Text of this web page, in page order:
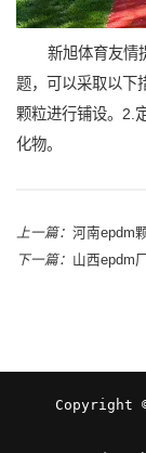
新旭体育友情
题，可以采取以下
颗粒进行铺设。2.
化物。
上一篇： 河南epdm
下一篇： 山西epdm
Copyright